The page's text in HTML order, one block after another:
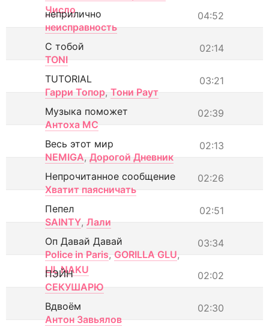
Число
04:52
неприлично
неисправность
02:14
С тобой
TONI
03:21
TUTORIAL
Гарри Топор, Тони Раут
02:39
Музыка поможет
Антоха МС
02:13
Весь этот мир
NEMIGA, Дорогой Дневник
02:26
Непрочитанное сообщение
Хватит паясничать
02:51
Пепел
SAINTY, Лали
03:34
Оп Давай Давай
Police in Paris, GORILLA GLU,
LIL NAKU
02:02
ПЭЙН
СЕКУШАРЮ
02:30
Вдвоём
Антон Завьялов